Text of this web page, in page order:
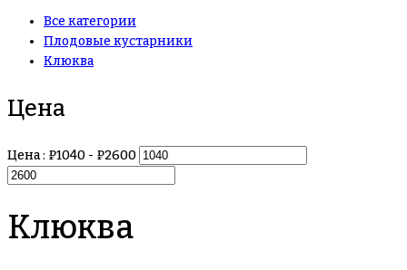
Все категории
Плодовые кустарники
Клюква
Цена
Цена : ₽1040 - ₽2600
Клюква